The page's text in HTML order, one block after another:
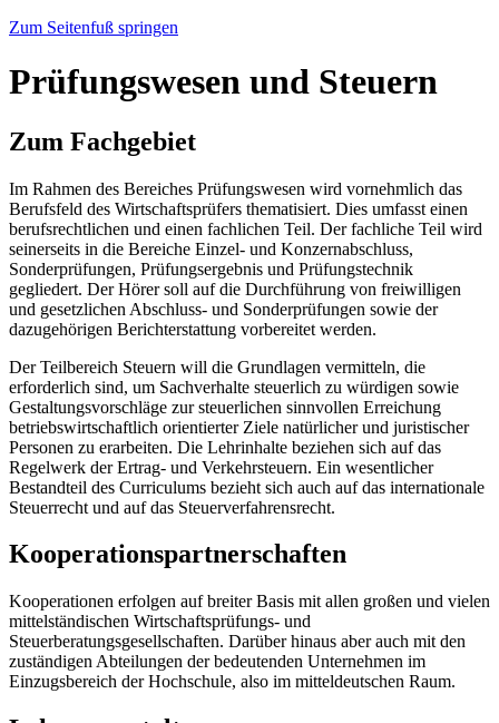
Zum Seitenfuß springen
Prüfungswesen und Steuern
Zum Fachgebiet
Im Rahmen des Bereiches Prüfungswesen wird vornehmlich das
Berufsfeld des Wirtschaftsprüfers thematisiert. Dies umfasst einen
berufsrechtlichen und einen fachlichen Teil. Der fachliche Teil wird
seinerseits in die Bereiche Einzel- und Konzernabschluss,
Sonderprüfungen, Prüfungsergebnis und Prüfungstechnik
gegliedert. Der Hörer soll auf die Durchführung von freiwilligen
und gesetzlichen Abschluss- und Sonderprüfungen sowie der
dazugehörigen Berichterstattung vorbereitet werden.
Der Teilbereich Steuern will die Grundlagen vermitteln, die
erforderlich sind, um Sachverhalte steuerlich zu würdigen sowie
Gestaltungsvorschläge zur steuerlichen sinnvollen Erreichung
betriebswirtschaftlich orientierter Ziele natürlicher und juristischer
Personen zu erarbeiten. Die Lehrinhalte beziehen sich auf das
Regelwerk der Ertrag- und Verkehrsteuern. Ein wesentlicher
Bestandteil des Curriculums bezieht sich auch auf das internationale
Steuerrecht und auf das Steuerverfahrensrecht.
Kooperationspartnerschaften
Kooperationen erfolgen auf breiter Basis mit allen großen und vielen
mittelständischen Wirtschaftsprüfungs- und
Steuerberatungsgesellschaften. Darüber hinaus aber auch mit den
zuständigen Abteilungen der bedeutenden Unternehmen im
Einzugsbereich der Hochschule, also im mitteldeutschen Raum.